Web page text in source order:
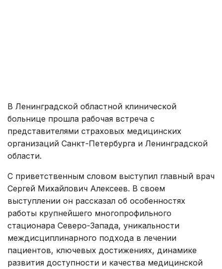
В Ленинградской областной клинической
больнице прошла рабочая встреча с
представителями страховых медицинских
организаций Санкт-Петербурга и Ленинградской
области.
С приветственным словом выступил главный врач
Сергей Михайлович Алексеев. В своем
выступлении он рассказал об особенностях
работы крупнейшего многопрофильного
стационара Северо-Запада, уникальности
междисциплинарного подхода в лечении
пациентов, ключевых достижениях, динамике
развития доступности и качества медицинской